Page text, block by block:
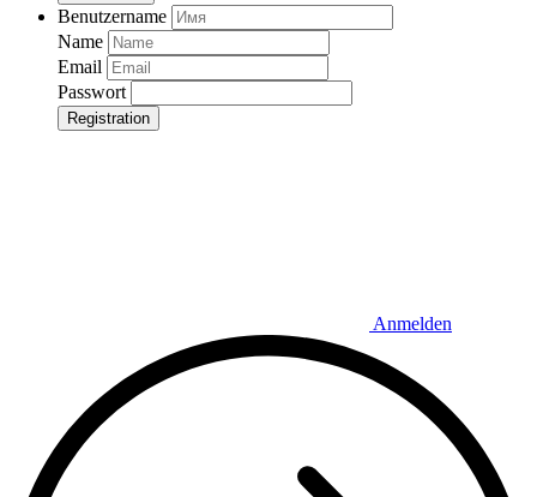
Benutzername
Name
Email
Passwort
Registration
Anmelden